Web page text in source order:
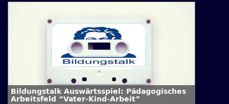
Bildungstalk Auswärtsspiel: Pädagogisches
Arbeitsfeld “Vater-Kind-Arbeit”